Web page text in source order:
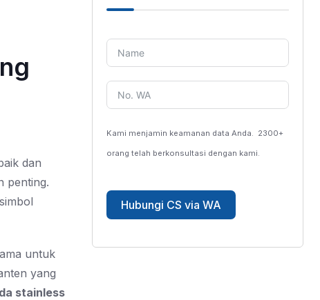
dan
penting.
untuk
yang
stainless
Kami menjamin keamanan data Anda. 2300+
orang telah berkonsultasi dengan kami.
Hubungi CS via WA